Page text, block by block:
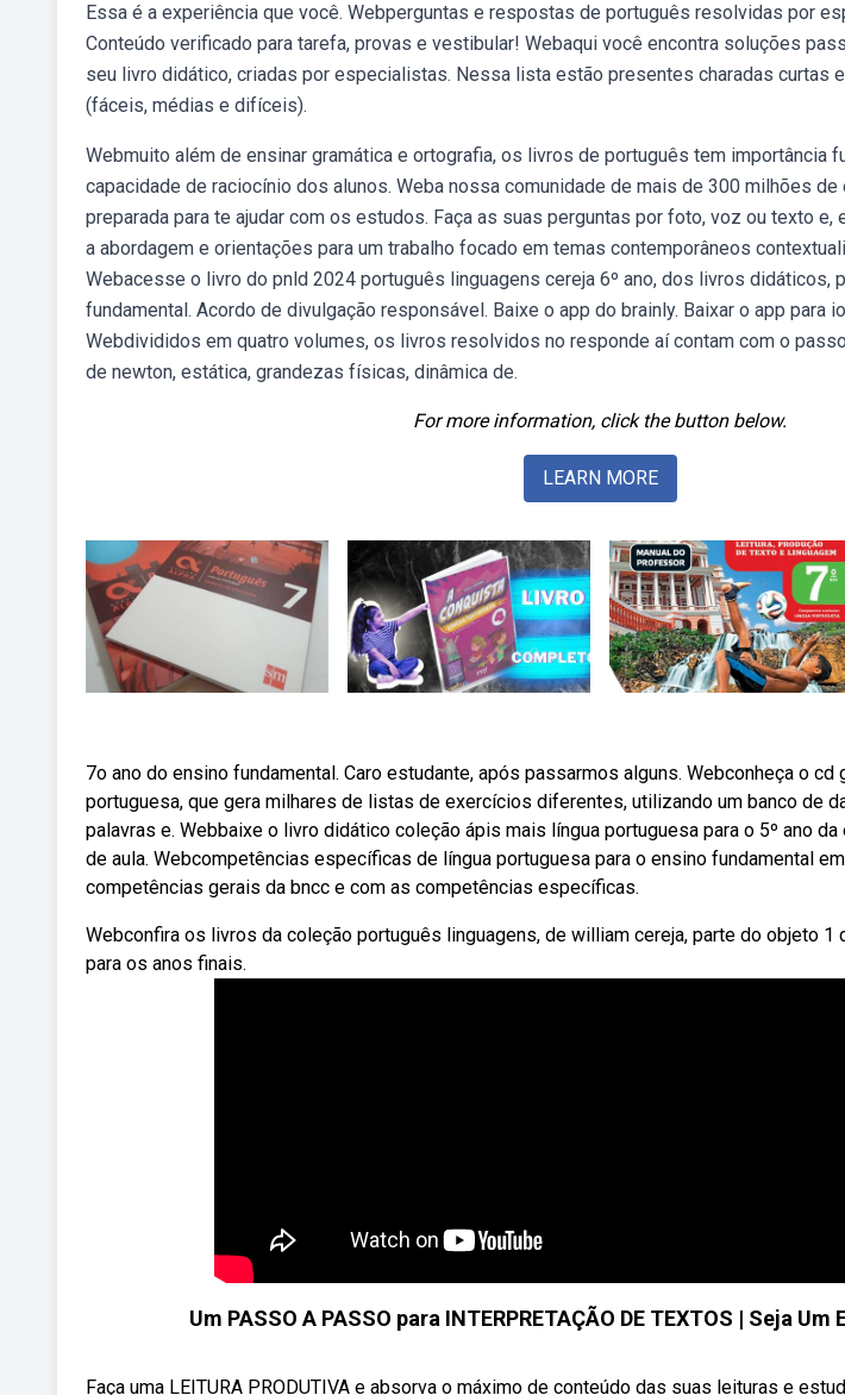
Essa é a experiência que você. Webperguntas e respostas de português resolvidas por
Conteúdo verificado para tarefa, provas e vestibular! Webaqui você encontra soluções
seu livro didático, criadas por especialistas. Nessa lista estão presentes charadas curtas
(fáceis, médias e difíceis).
Webmuito além de ensinar gramática e ortografia, os livros de português tem importância
capacidade de raciocínio dos alunos. Weba nossa comunidade de mais de 300 milhões
preparada para te ajudar com os estudos. Faça as suas perguntas por foto, voz ou texto
a abordagem e orientações para um trabalho focado em temas contemporâneos
Webacesse o livro do pnld 2024 português linguagens cereja 6º ano, dos livros didáticos,
fundamental. Acordo de divulgação responsável. Baixe o app do brainly. Baixar o app para
Webdivididos em quatro volumes, os livros resolvidos no responde aí contam com o
de newton, estática, grandezas físicas, dinâmica de.
For more information, click the button below.
LEARN MORE
7o ano do ensino fundamental. Caro estudante, após passarmos alguns. Webconheça o
portuguesa, que gera milhares de listas de exercícios diferentes, utilizando um banco de
palavras e. Webbaixe o livro didático coleção ápis mais língua portuguesa para o 5º ano
de aula. Webcompetências específicas de língua portuguesa para o ensino fundamental
competências gerais da bncc e com as competências específicas.
Webconfira os livros da coleção português linguagens, de william cereja, parte do objeto
para os anos finais.
Um PASSO A PASSO para INTERPRETAÇÃO DE TEXTOS | Seja
Faça uma LEITURA PRODUTIVA e absorva o máximo de conteúdo das suas leituras e